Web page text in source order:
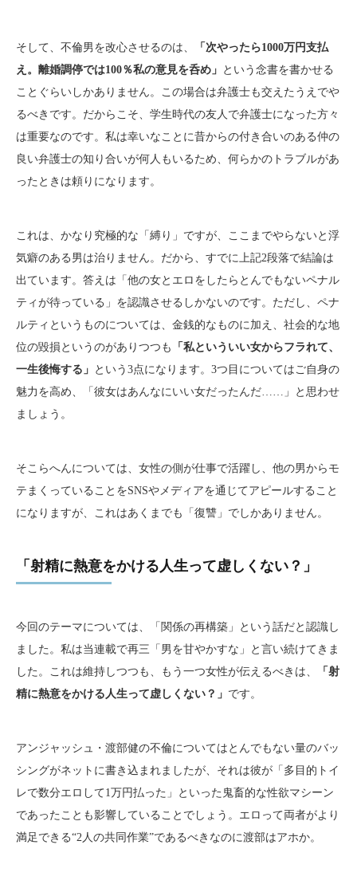
そして、不倫男を改心させるのは、
「次やったら1000万円支払
え。離婚調停では100％私の意見を呑め」 という念書を書かせる
ことぐらいしかありません。この場合は弁護士も交えたうえでや
るべきです。だからこそ、学生時代の友人で弁護士になった方々
は重要なのです。私は幸いなことに昔からの付き合いのある仲の
良い弁護士の知り合いが何人もいるため、何らかのトラブルがあ
ったときは頼りになります。
これは、かなり究極的な「縛り」ですが、ここまでやらないと浮
気癖のある男は治りません。だから、すでに上記2段落で結論は
出ています。答えは「他の女とエロをしたらとんでもないペナル
ティが待っている」を認識させるしかないのです。ただし、ペナ
ルティというものについては、金銭的なものに加え、社会的な地
位の毀損というのがありつつも
「私といういい女からフラれて、
一生後悔する」 という3点になります。3つ目についてはご自身の
魅力を高め、「彼女はあんなにいい女だったんだ……」と思わせ
ましょう。
そこらへんについては、女性の側が仕事で活躍し、他の男からモ
テまくっていることをSNSやメディアを通じてアピールすること
になりますが、これはあくまでも「復讐」でしかありません。
「射精に熱意をかける人生って虚しくない？」
今回のテーマについては、「関係の再構築」という話だと認識し
ました。私は当連載で再三「男を甘やかすな」と言い続けてきま
した。これは維持しつつも、もう一つ女性が伝えるべきは、
「射
精に熱意をかける人生って虚しくない？」 です。
アンジャッシュ・渡部健の不倫についてはとんでもない量のバッ
シングがネットに書き込まれましたが、それは彼が「多目的トイ
レで数分エロして1万円払った」といった鬼畜的な性欲マシーン
であったことも影響していることでしょう。エロって両者がより
満足できる“2人の共同作業”であるべきなのに渡部はアホか。